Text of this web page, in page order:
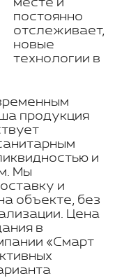
месте и
постоянно
отслеживает,
новые
технологии в
продукция
и
Мы
и
объекте, без
Цена
в
«Смарт